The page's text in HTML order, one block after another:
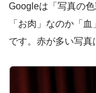
Googleは「写真の
「お肉」なのか「
です。赤が多い写真